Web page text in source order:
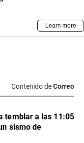
Contenido deCorreo
temblar a las 11:05
sismo de